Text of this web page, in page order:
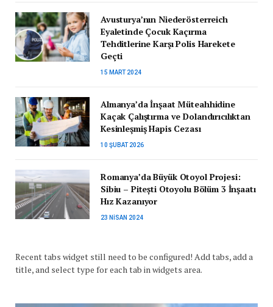
Avusturya’nın Niederösterreich
Eyaletinde Çocuk Kaçırma
Tehditlerine Karşı Polis Harekete
Geçti
15 MART 2024
Almanya’da İnşaat Müteahhidine
Kaçak Çalıştırma ve Dolandırıcılıktan
Kesinleşmiş Hapis Cezası
10 ŞUBAT 2026
Romanya’da Büyük Otoyol Projesi:
Sibiu – Pitești Otoyolu Bölüm 3 İnşaatı
Hız Kazanıyor
23 NISAN 2024
Recent tabs widget still need to be configured! Add tabs, add a
title, and select type for each tab in widgets area.